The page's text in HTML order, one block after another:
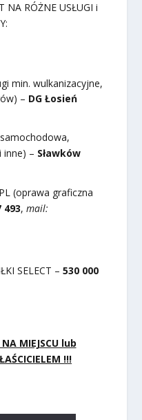
NA RÓŻNE USŁUGI i
min. wulkanizacyjne,
– DG Łosień
inne) – Sławków
(oprawa graficzna
493,mail:
SELECT –530 000
MIEJSCU lub
!!!